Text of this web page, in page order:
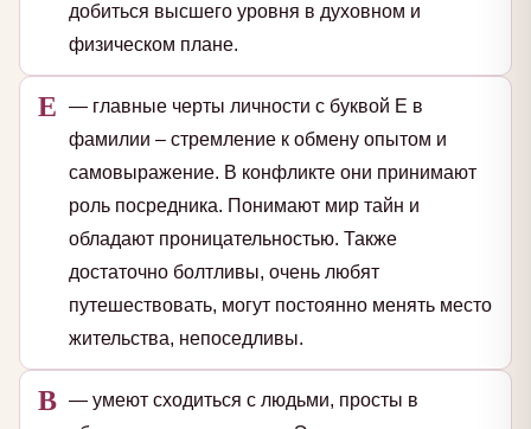
добиться высшего уровня в духовном и
физическом плане.
Е
— главные черты личности с буквой Е в
фамилии – стремление к обмену опытом и
самовыражение. В конфликте они принимают
роль посредника. Понимают мир тайн и
обладают проницательностью. Также
достаточно болтливы, очень любят
путешествовать, могут постоянно менять место
жительства, непоседливы.
В — умеют сходиться с людьми, просты в